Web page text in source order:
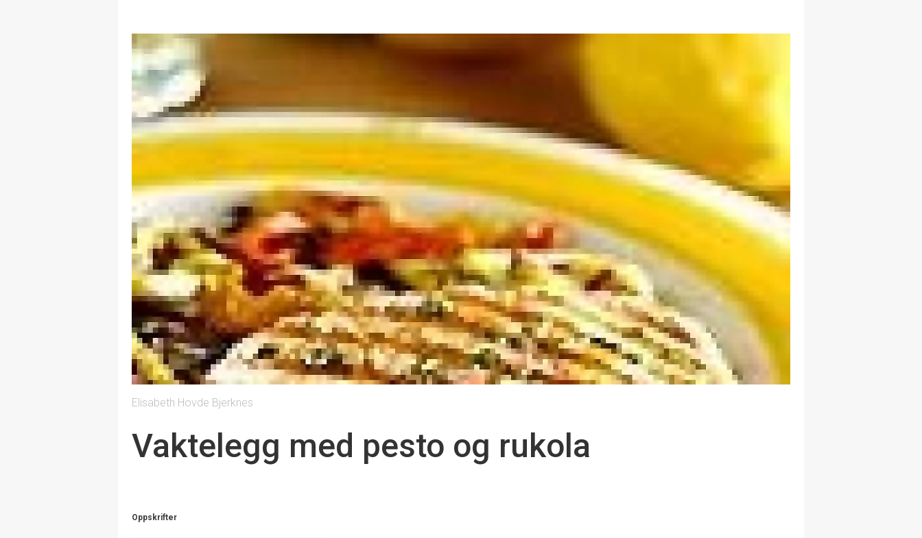
Elisabeth Hovde Bjerknes
Vaktelegg med pesto og rukola
Oppskrifter